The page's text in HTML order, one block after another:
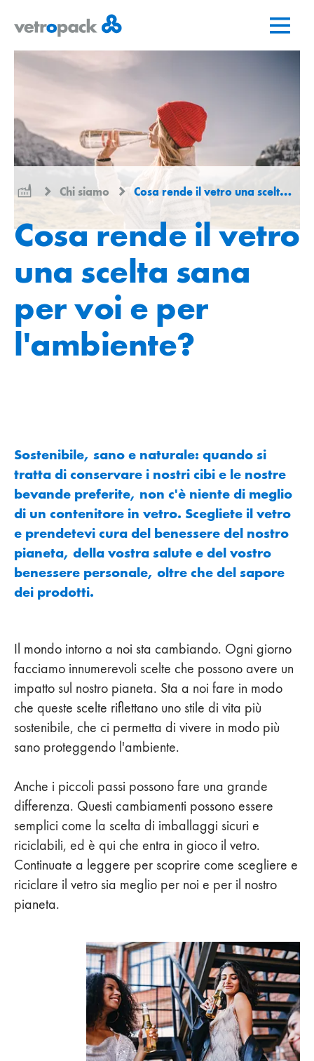
alla
pagina
iniziale
contenuto
contatto
Chi siamo Cosa rende il vetro una scelta sana
Cosa rende il vetro
una scelta sana
per voi e per
l'ambiente?
Sostenibile, sano e naturale: quando si
tratta di conservare i nostri cibi e le nostre
bevande preferite, non c'è niente di meglio
di un contenitore in vetro. Scegliete il vetro
e prendetevi cura del benessere del nostro
pianeta, della vostra salute e del vostro
benessere personale, oltre che del sapore
dei prodotti.
Il mondo intorno a noi sta cambiando. Ogni giorno
facciamo innumerevoli scelte che possono avere un
impatto sul nostro pianeta. Sta a noi fare in modo
che queste scelte riflettano uno stile di vita più
sostenibile, che ci permetta di vivere in modo più
sano proteggendo l'ambiente.
Anche i piccoli passi possono fare una grande
differenza. Questi cambiamenti possono essere
semplici come la scelta di imballaggi sicuri e
riciclabili, ed è qui che entra in gioco il vetro.
Continuate a leggere per scoprire come scegliere e
riciclare il vetro sia meglio per noi e per il nostro
pianeta.